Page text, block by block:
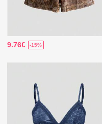
9.76€ -15%